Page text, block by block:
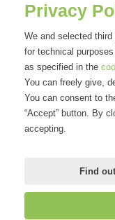
Areas
Tecnologia
Privacy
We and selected
for technical
as specified in the
You can freely give,
You can consent to
“Accept” button. By
accepting.
Find